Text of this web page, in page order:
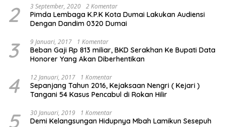
2 3 September, 2020 2 Komentar
Pimda Lembaga K.P.K Kota Dumai Lakukan Audiensi
Dengan Dandim 0320 Dumai
3 9 Januari, 2017 1 Komentar
Beban Gaji Rp 813 miliar, BKD Serakhan Ke Bupati Data
Honorer Yang Akan Diberhentikan
4 12 Januari, 2017 1 Komentar
Sepanjang Tahun 2016, Kejaksaan Nengri ( Kejari )
Tangani 54 Kasus Pencabul di Rokan Hilir
5 30 Januari, 2019 1 Komentar
Demi Kelangsungan Hidupnya Mbah Lamikun Sesepuh